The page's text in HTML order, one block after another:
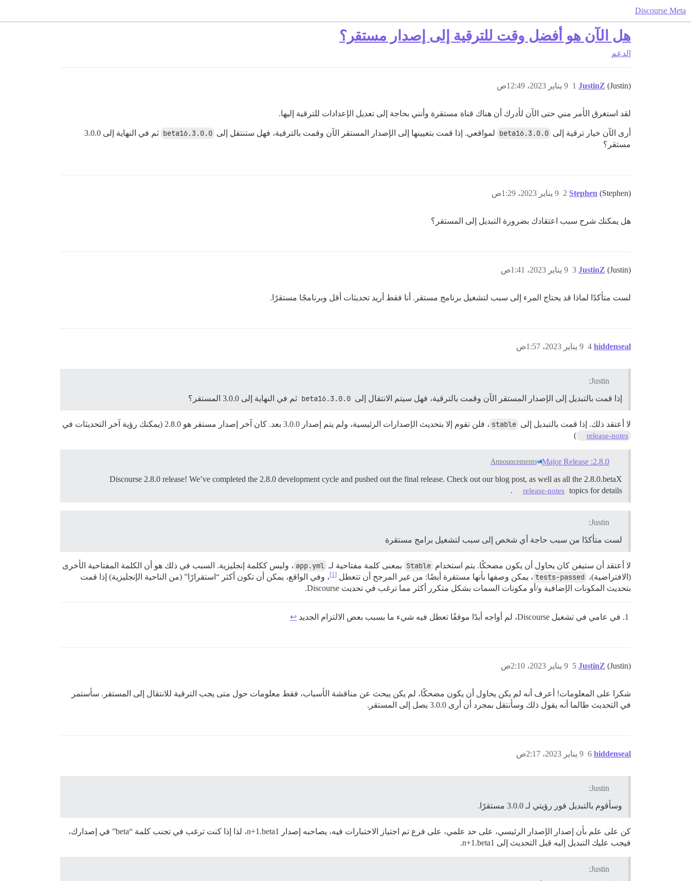
Discourse Meta
هل الآن هو أفضل وقت للترقية إلى إصدار مستقر؟
الدعم
JustinZ (Justin) 9 يناير 2023، 12:49ص 1
لقد استغرق الأمر مني حتى الآن لأدرك أن هناك قناة مستقرة وأنني بحاجة إلى تعديل الإعدادات للترقية إليها.
أرى الآن خيار ترقية إلى 3.0.0.beta16 لمواقعي. إذا قمت بتعيينها إلى الإصدار المستقر الآن وقمت بالترقية، فهل ستنتقل إلى 3.0.0.beta16
ثم في النهاية إلى 3.0.0
مستقر؟
Stephen (Stephen) 9 يناير 2023، 1:29ص 2
هل يمكنك شرح سبب اعتقادك بضرورة التبديل إلى المستقر؟
JustinZ (Justin) 9 يناير 2023، 1:41ص 3
لست متأكدًا لماذا قد يحتاج المرء إلى سبب لتشغيل برنامج مستقر. أنا فقط أريد تحديثات أقل وبرنامجًا مستقرًا.
hiddenseal 9 يناير 2023، 1:57ص 4
Justin:
إذا قمت بالتبديل إلى الإصدار المستقر الآن وقمت بالترقية، فهل سيتم الانتقال إلى 3.0.0.beta16 ثم في النهاية إلى 3.0.0 المستقر؟
لا أعتقد ذلك. إذا قمت بالتبديل إلى stable ، فلن تقوم إلا بتحديث الإصدارات الرئيسية، ولم يتم إصدار 3.0.0 بعد. كان آخر إصدار مستقر هو 2.8.0 (يمكنك رؤية آخر التحديثات في
release-notes
)
2.8.0: Major Release
Announcements
Discourse 2.8.0 release! We’ve completed the 2.8.0 development cycle and pushed out the final release. Check out our blog post, as well as all the 2.8.0.betaX
release-notes topics for details.
Justin:
لست متأكدًا من سبب حاجة أي شخص إلى سبب لتشغيل برامج مستقرة
لا أعتقد أن ستيفن كان يحاول أن يكون مضحكًا. يتم استخدام Stable بمعنى كلمة مفتاحية لـ app.yml ، وليس ككلمة إنجليزية. السبب في ذلك هو أن الكلمة المفتاحية الأخرى
(الافتراضية)، tests-passed ، يمكن وصفها بأنها مستقرة أيضًا: من غير المرجح أن تتعطل [1]
، وفي الواقع، يمكن أن تكون أكثر “استقرارًا” (من الناحية الإنجليزية) إذا قمت
بتحديث المكونات الإضافية و/أو مكونات السمات بشكل متكرر أكثر مما ترغب في تحديث Discourse.
في عامي في تشغيل Discourse، لم أواجه أبدًا موقفًا تعطل فيه شيء ما بسبب بعض الالتزام الجديد ↩︎
JustinZ (Justin) 9 يناير 2023، 2:10ص 5
شكرا على المعلومات! أعرف أنه لم يكن يحاول أن يكون مضحكًا، لم يكن يبحث عن مناقشة الأسباب، فقط معلومات حول متى يجب الترقية للانتقال إلى المستقر. سأستمر
في التحديث طالما أنه يقول ذلك وسأنتقل بمجرد أن أرى 3.0.0 يصل إلى المستقر.
hiddenseal 9 يناير 2023، 2:17ص 6
Justin:
وسأقوم بالتبديل فور رؤيتي لـ 3.0.0 مستقرًا.
كن على علم بأن إصدار الإصدار الرئيسي، على حد علمي، على فرع تم اجتياز الاختبارات فيه، يصاحبه إصدار n+1.beta1، لذا إذا كنت ترغب في تجنب كلمة “beta” في إصدارك،
فيجب عليك التبديل إليه قبل التحديث إلى n+1.beta1.
Justin: